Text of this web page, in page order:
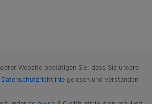
Website bestätigen Sie, dass Sie unsere
Datenschutzrichtlinie gelesen und verstanden